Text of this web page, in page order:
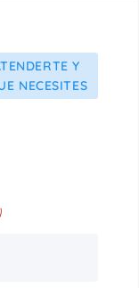
Y
NECESITES